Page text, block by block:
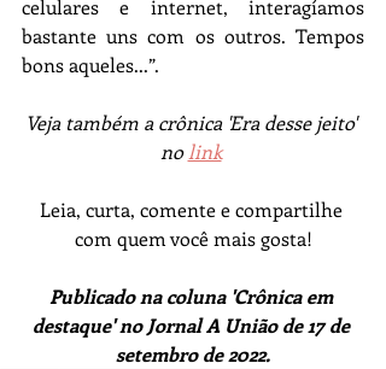
celulares e internet, interagíamos
bastante uns com os outros. Tempos
bons aqueles...”.
Veja também a crônica 'Era desse jeito'
no link
Leia, curta, comente e compartilhe
com quem você mais gosta!
Publicado na coluna 'Crônica em
destaque' no Jornal A União de 17 de
setembro de 2022.